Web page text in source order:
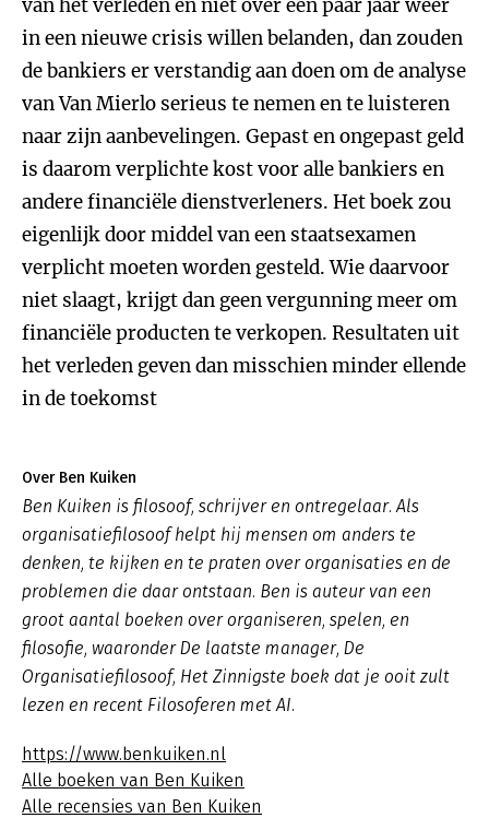
van het verleden en niet over een paar jaar weer
in een nieuwe crisis willen belanden, dan zouden
de bankiers er verstandig aan doen om de analyse
van Van Mierlo serieus te nemen en te luisteren
naar zijn aanbevelingen. Gepast en ongepast geld
is daarom verplichte kost voor alle bankiers en
andere financiële dienstverleners. Het boek zou
eigenlijk door middel van een staatsexamen
verplicht moeten worden gesteld. Wie daarvoor
niet slaagt, krijgt dan geen vergunning meer om
financiële producten te verkopen. Resultaten uit
het verleden geven dan misschien minder ellende
in de toekomst
Over Ben Kuiken
Ben Kuiken is filosoof, schrijver en ontregelaar. Als
organisatiefilosoof helpt hij mensen om anders te
denken, te kijken en te praten over organisaties en de
problemen die daar ontstaan. Ben is auteur van een
groot aantal boeken over organiseren, spelen, en
filosofie, waaronderDe laatste manager, De
Organisatiefilosoof, Het Zinnigste boek dat je ooit zult
lezen en recent Filosoferen met AI.
https://www.benkuiken.nl
Alle boeken van Ben Kuiken
Alle recensies van Ben Kuiken